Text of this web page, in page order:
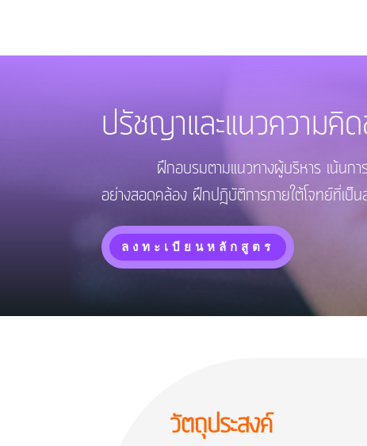
ปรัชญาและแนวความคิ
ฝึกอบรมตามแนวทางผู้บริหาร เน้นการแ
อย่างสอดคล้อง ฝึกปฎิบัติการภายใต้โจทย์ที่เป็
ลงทะเบียนหลักสูตร
วัตถุประสงค์